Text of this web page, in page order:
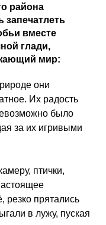
района
запечатлеть
вместе
глади,
мир:
они
Их радость
было
за их игривыми
птички,
резко прятались
в лужу, пуская